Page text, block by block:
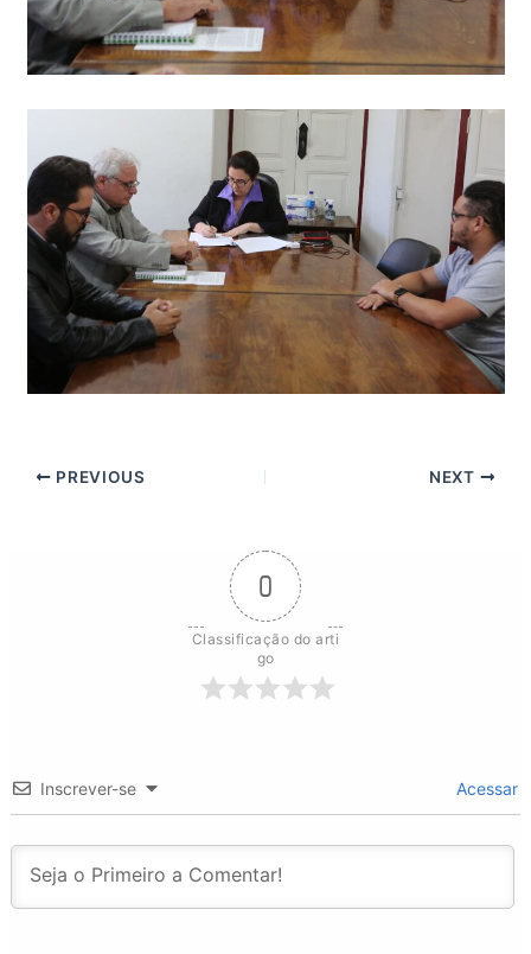
PREVIOUS NEXT
0
Classificação do arti
go
Inscrever-se Acessar